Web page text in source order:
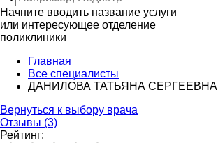
Начните вводить название услуги
или интересующее отделение
поликлиники
Главная
Все специалисты
ДАНИЛОВА ТАТЬЯНА СЕРГЕЕВНА
Вернуться к выбору врача
Отзывы (3)
Рейтинг: